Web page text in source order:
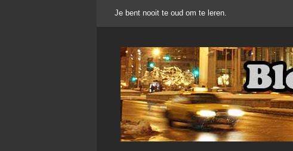
Je bent nooit te oud om te leren.